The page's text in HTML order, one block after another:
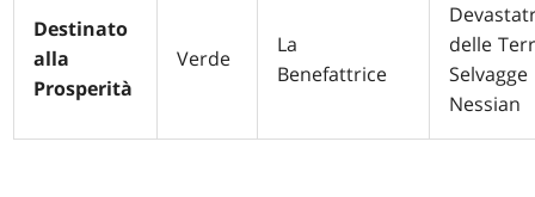
Destinato
alla
Prosperità
Verde
La
Benefattrice
delle
Selvagge
Nessian